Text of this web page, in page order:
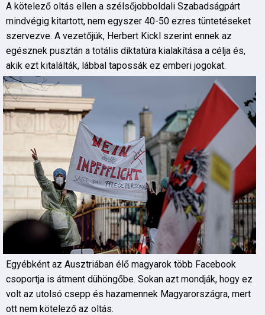
A kötelező oltás ellen a szélsőjobboldali Szabadságpárt
mindvégig kitartott, nem egyszer 40-50 ezres tüntetéseket
szervezve. A vezetőjük, Herbert Kickl szerint ennek az
egésznek pusztán a totális diktatúra kialakítása a célja és,
akik ezt kitalálták, lábbal tapossák ez emberi jogokat.
Egyébként az Ausztriában élő magyarok több Facebook
csoportja is átment dühöngőbe. Sokan azt mondják, hogy ez
volt az utolsó csepp és hazamennek Magyarországra, mert
ott nem kötelező az oltás.